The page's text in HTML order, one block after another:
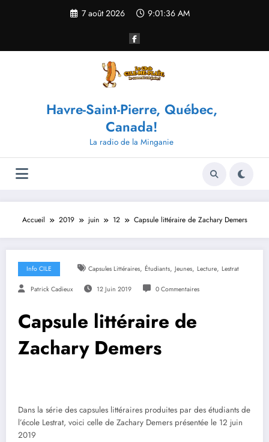
7 août 2026 9:01:37 AM
Havre-Saint-Pierre, Québec,
Canada!
La radio de la Minganie
Accueil 2019 juin 12 Capsule littéraire de Zachary Demers
Info CILE Capsules Littéraires, Étudiants, Jeunes, Lecture, Lestrat
Patrick Cadieux 12 Juin 2019 0 Commentaires
Capsule littéraire de
Zachary Demers
Dans la série des capsules littéraires produites par des étudiants de
l’école Lestrat, voici celle de Zachary Demers présentée le 12 juin
2019